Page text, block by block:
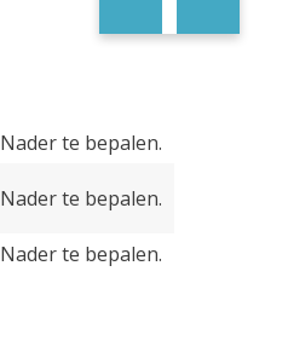
Nader te bepalen.
Nader te bepalen.
Nader te bepalen.